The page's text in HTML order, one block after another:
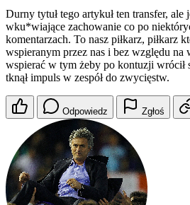
Durny tytuł tego artykuł ten transfer, ale
wku*wiające zachowanie co po
komentarzach. To nasz piłkarz, piłkarz
wspieranym przez nas i bez względu
wspierać w tym żeby po kontuzji wrócił
tknął impuls w zespół do zwycięstw.
Odpowiedz Zgłoś